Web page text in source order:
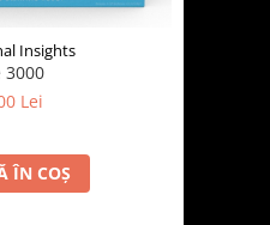
Insights
3000
Lei
ÎN COȘ